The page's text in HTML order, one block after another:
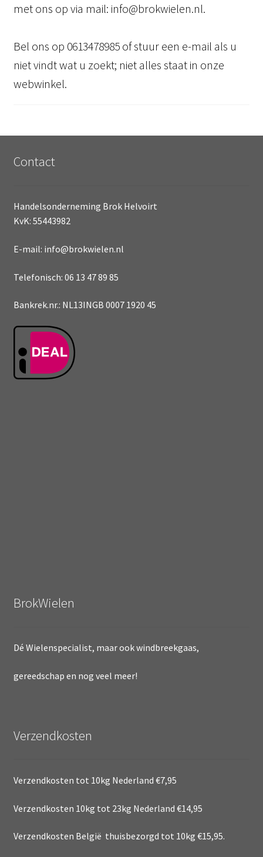
met ons op via mail: info@brokwielen.nl.
Bel ons op 0613478985 of stuur een e-mail als u
niet vindt wat u zoekt; niet alles staat in onze
webwinkel.
Contact
Handelsonderneming Brok Helvoirt
KvK: 55443982
E-mail: info@brokwielen.nl
Telefonisch: 06 13 47 89 85
Bankrek.nr.: NL13INGB 0007 1920 45
BrokWielen
Dé Wielenspecialist, maar ook windbreekgaas,
gereedschap en nog veel meer!
Verzendkosten
Verzendkosten tot 10kg Nederland €7,95
Verzendkosten 10kg tot 23kg Nederland €14,95
Verzendkosten België thuisbezorgd tot 10kg €15,95.